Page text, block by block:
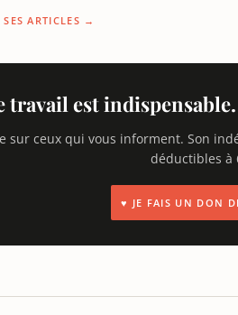
ARTICLES →
travail est
sur ceux qui vous informent. Son
déductibles à
♥ JE FAIS UN DON